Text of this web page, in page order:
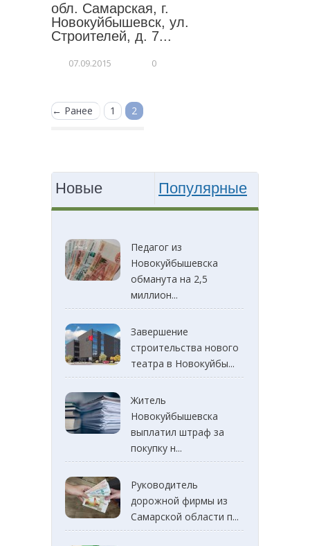
обл. Самарская, г.
Новокуйбышевск, ул.
Строителей, д. 7...
07.09.2015 0
← Ранее 1 2
Новые Популярные
Педагог из
Новокуйбышевска
обманута на 2,5
миллион...
Завершение
строительства нового
театра в Новокуйбы...
Житель
Новокуйбышевска
выплатил штраф за
покупку н...
Руководитель
дорожной фирмы из
Самарской области п...